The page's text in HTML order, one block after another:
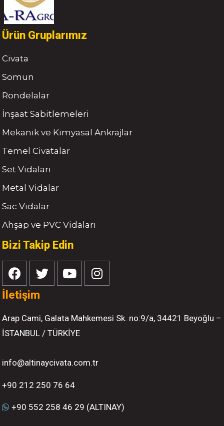
Ürün Gruplarımız
Civata
Somun
Rondelalar
İnşaat Sabitlemeleri
Mekanik ve Kimyasal Ankrajlar
Temel Civatalar
Set Vidaları
Metal Vidalar
Sac Vidalar
Ahşap ve PVC Vidaları
Bizi Takip Edin
İletişim
Arap Cami, Galata Mahkemesi Sk. no:9/a, 34421 Beyoğlu –
İSTANBUL / TÜRKİYE
info@altinaycivata.com.tr
+90 212 250 76 64
+90 552 258 46 29 (ALTINAY)